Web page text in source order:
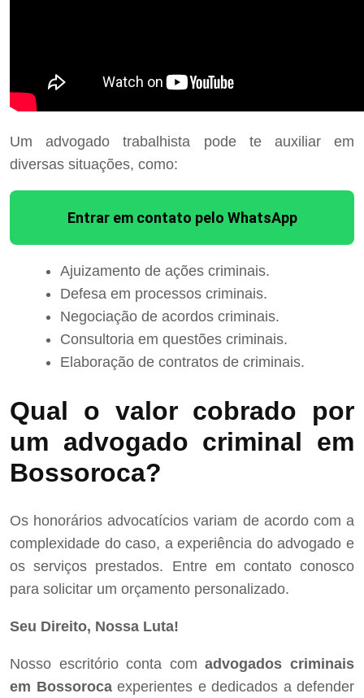
Um advogado trabalhista pode te auxiliar em
diversas situações, como:
Entrar em contato pelo WhatsApp
Ajuizamento de ações criminais.
Defesa em processos criminais.
Negociação de acordos criminais.
Consultoria em questões criminais.
Elaboração de contratos de criminais.
Qual o valor cobrado por
um advogado criminal em
Bossoroca?
Os honorários advocatícios variam de acordo com a
complexidade do caso, a experiência do advogado e
os serviços prestados. Entre em contato conosco
para solicitar um orçamento personalizado.
Seu Direito, Nossa Luta!
Nosso escritório conta comadvogados criminais
em Bossorocaexperientes e dedicados a defender